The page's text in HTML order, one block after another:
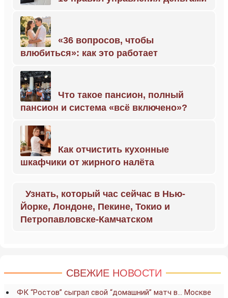
«36 вопросов, чтобы
влюбиться»: как это работает
Что такое пансион, полный
пансион и система «всё включено»?
Как отчистить кухонные
шкафчики от жирного налёта
Узнать, который час сейчас в Нью-
Йорке, Лондоне, Пекине, Токио и
Петропавловске-Камчатском
СВЕЖИЕ НОВОСТИ
ФК “Ростов” сыграл свой “домашний” матч в… Москве